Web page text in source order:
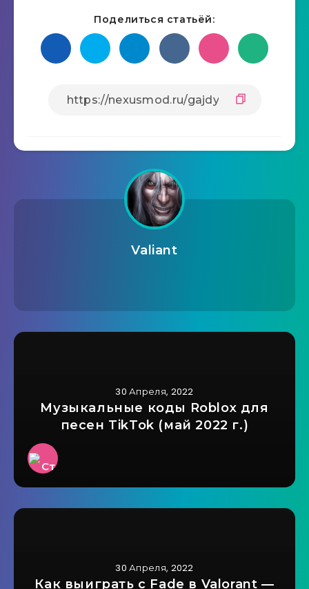
Поделиться статьёй:
Valiant
30 Апреля, 2022
Музыкальные коды Roblox для
песен TikTok (май 2022 г.)
30 Апреля, 2022
Как выиграть с Fade в Valorant —